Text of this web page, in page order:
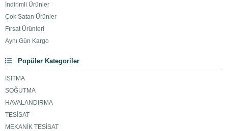
İndirimli Ürünler
Çok Satan Ürünler
Fırsat Ürünleri
Aynı Gün Kargo
Popüler Kategoriler
ISITMA
SOĞUTMA
HAVALANDIRMA
TESİSAT
MEKANİK TESİSAT